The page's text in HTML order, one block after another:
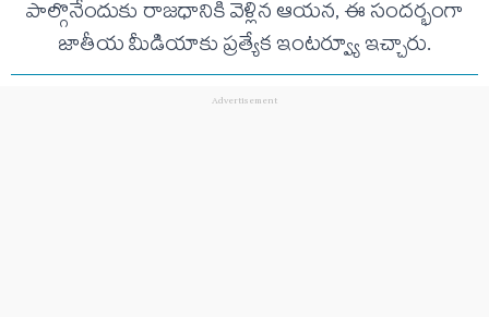
పాల్గొనేందుకు రాజధానికి వెళ్లిన ఆయన, ఈ సందర్భంగా
జాతీయ మీడియాకు ప్రత్యేక ఇంటర్వ్యూ ఇచ్చారు.